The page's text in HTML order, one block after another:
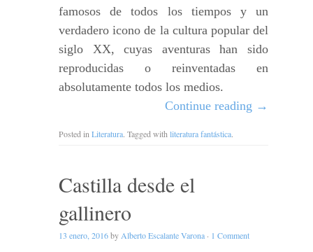
famosos de todos los tiempos y un
verdadero icono de la cultura popular del
siglo XX, cuyas aventuras han sido
reproducidas o reinventadas en
absolutamente todos los medios.
Continue reading →
Posted in Literatura. Tagged with literatura fantástica.
Castilla desde el
gallinero
13 enero, 2016by Alberto Escalante Varona · 1 Comment